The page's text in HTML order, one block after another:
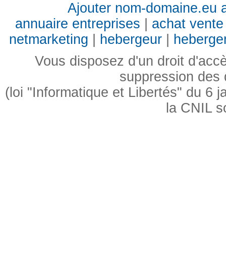
Ajouter nom-domaine.eu
annuaire entreprises
achat
netmarketing
hebergeur
Vous disposez d'un droit
suppression des
(loi "Informatique et Libertés" du 6
la CNIL